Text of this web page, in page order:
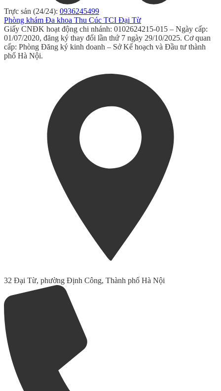
Trực sản (24/24): 0936245499
Phòng khám Đa khoa Thu Cúc TCI Đại Từ
Giấy CNĐK hoạt động chi nhánh: 0102624215-015 – Ngày cấp:
01/07/2020, đăng ký thay đổi lần thứ 7 ngày 29/10/2025. Cơ quan
cấp: Phòng Đăng ký kinh doanh – Sở Kế hoạch và Đầu tư thành
phố Hà Nội.
32 Đại Từ, phường Định Công, Thành phố Hà Nội